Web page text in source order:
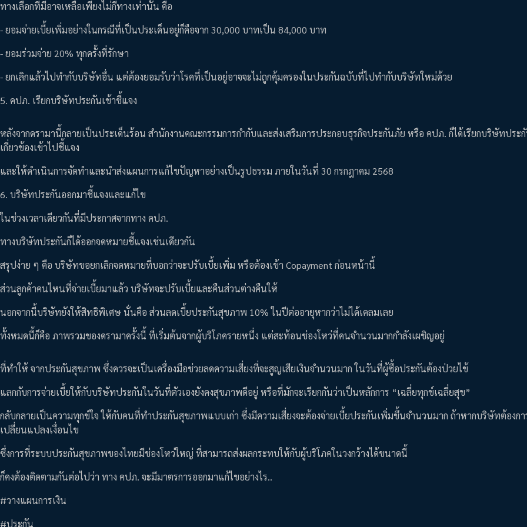
ทางเลือกที่มีอาจเหลือเพียงไม่กี่ทางเท่านั้น คือ
- ยอมจ่ายเบี้ยเพิ่มอย่างในกรณีที่เป็นประเด็นอยู่ก็คือจาก 30,000 บาทเป็น 84,000 บาท
- ยอมร่วมจ่าย 20% ทุกครั้งที่รักษา
- ยกเลิกแล้วไปทำกับบริษัทอื่น แต่ต้องยอมรับว่าโรคที่เป็นอยู่อาจจะไม่ถูกคุ้มครองในประกันฉบับที่ไปทำกับบริษัทใหม่ด้วย
5. คปภ. เรียกบริษัทประกันเข้าชี้แจง
หลังจากดรามานี้กลายเป็นประเด็นร้อน สำนักงานคณะกรรมการกำกับและส่งเสริมการประกอบธุรกิจประกันภัย หรือ คปภ. ก็ได้เรียกบริษัทประ
เกี่ยวข้องเข้าไปชี้แจง
และให้ดำเนินการจัดทำและนำส่งแผนการแก้ไขปัญหาอย่างเป็นรูปธรรม ภายในวันที่ 30 กรกฎาคม 2568
6. บริษัทประกันออกมาชี้แจงและแก้ไข
ในช่วงเวลาเดียวกันที่มีประกาศจากทาง คปภ.
ทางบริษัทประกันก็ได้ออกจดหมายชี้แจงเช่นเดียวกัน
สรุปง่าย ๆ คือ บริษัทขอยกเลิกจดหมายที่บอกว่าจะปรับเบี้ยเพิ่ม หรือต้องเข้า Copayment ก่อนหน้านี้
ส่วนลูกค้าคนไหนที่จ่ายเบี้ยมาแล้ว บริษัทจะปรับเบี้ยและคืนส่วนต่างคืนให้
นอกจากนี้บริษัทยังให้สิทธิพิเศษ นั่นคือ ส่วนลดเบี้ยประกันสุขภาพ 10% ในปีต่ออายุหากว่าไม่ได้เคลมเลย
ทั้งหมดนี้ก็คือ ภาพรวมของดรามาครั้งนี้ ที่เริ่มต้นจากผู้บริโภครายหนึ่ง แต่สะท้อนช่องโหว่ที่คนจำนวนมากกำลังเผชิญอยู่
ที่ทำให้ จากประกันสุขภาพ ซึ่งควรจะเป็นเครื่องมือช่วยลดความเสี่ยงที่จะสูญเสียเงินจำนวนมาก ในวันที่ผู้ซื้อประกันต้องป่วยไข้
แลกกับการจ่ายเบี้ยให้กับบริษัทประกันในวันที่ตัวเองยังคงสุขภาพดีอยู่ หรือที่มักจะเรียกกันว่าเป็นหลักการ “เฉลี่ยทุกข์เฉลี่ยสุข”
กลับกลายเป็นความทุกข์ใจ ให้กับคนที่ทำประกันสุขภาพแบบเก่า ซึ่งมีความเสี่ยงจะต้องจ่ายเบี้ยประกันเพิ่มขึ้นจำนวนมาก ถ้าหากบริษัทต้องกา
เปลี่ยนแปลงเงื่อนไข
ซึ่งการที่ระบบประกันสุขภาพของไทยมีช่องโหว่ใหญ่ ที่สามารถส่งผลกระทบให้กับผู้บริโภคในวงกว้างได้ขนาดนี้
ก็คงต้องติดตามกันต่อไปว่า ทาง คปภ. จะมีมาตรการออกมาแก้ไขอย่างไร..
#วางแผนการเงิน
#ประกัน